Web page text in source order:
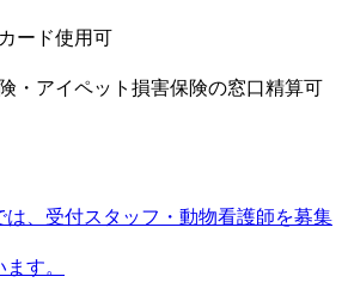
ード使用可
・アイペット損害保険の窓口精算可
、受付スタッフ・動物看護師を募集
す。